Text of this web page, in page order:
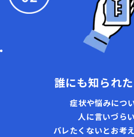
誰にも知られ
症状や悩みについ
人に言いづらい
バレたくないとお考